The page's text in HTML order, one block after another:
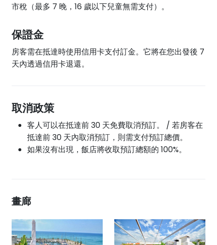
市稅（最多 7 晚，16 歲以下兒童無需支付）。
保證金
房客需在抵達時使用信用卡支付訂金。它將在您出發後 7
天內透過信用卡退還。
取消政策
客人可以在抵達前 30 天免費取消預訂。 / 若房客在
抵達前 30 天內取消預訂，則需支付預訂總價。
如果沒有出現，飯店將收取預訂總額的 100%。
畫廊